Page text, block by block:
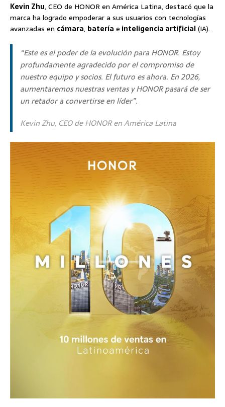
Kevin Zhu, CEO de HONOR en América Latina, destacó que la
marca ha logrado empoderar a sus usuarios con tecnologías
avanzadas en cámara, batería e inteligencia artificial(IA).
“Este es el poder de la evolución para HONOR. Estoy
profundamente agradecido por el compromiso de
nuestro equipo y socios. El futuro es ahora. En 2026,
aumentaremos nuestras ventas y HONOR pasará de ser
un retador a convertirse en líder”.
Kevin Zhu, CEO de HONOR en América Latina